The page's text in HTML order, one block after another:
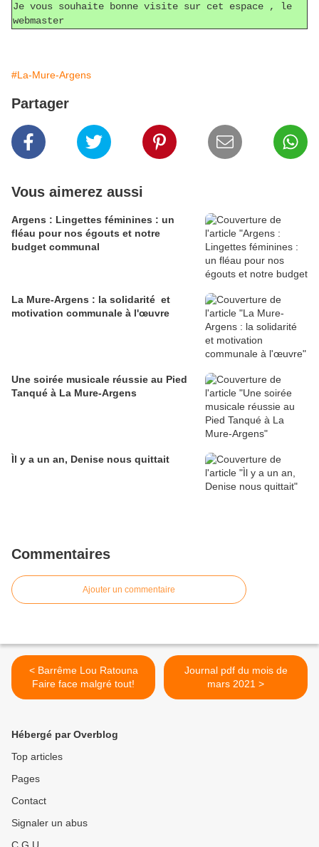
Je vous souhaite bonne visite sur cet espace , le
webmaster
#La-Mure-Argens
Partager
Vous aimerez aussi
Argens : Lingettes féminines : un
fléau pour nos égouts et notre
budget communal
La Mure-Argens : la solidarité et
motivation communale à l'œuvre
Une soirée musicale réussie au Pied
Tanqué à La Mure-Argens
Ìl y a un an, Denise nous quittait
Commentaires
Ajouter un commentaire
< Barrême Lou Ratouna
Faire face malgré tout!
Journal pdf du mois de
mars 2021 >
Hébergé par Overblog
Top articles
Pages
Contact
Signaler un abus